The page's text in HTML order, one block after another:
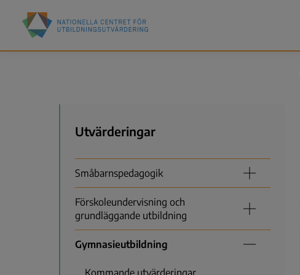
huvudinnehåll
Nationella
centret
Meny
Utvärderingar
Småbarnspedagogik
Förskoleundervisning och
grundläggande utbildning
Gymnasieutbildning